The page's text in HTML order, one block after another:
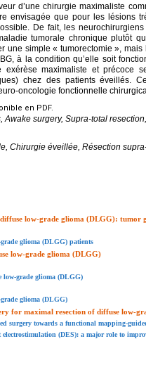
d’une chirurgie maximaliste
envisagée que pour les lésions
De fait, les
tumorale chronique plutôt
une simple « tumorectomie »,
à la condition qu’elle soit
maximaliste et précoce
chez des patients éveillés.
oncologie fonctionnelle
en PDF.
surgery, Supra-total
Chirurgie éveillée, Résection
low-grade glioma (DLGG): tumor
glioma (DLGG) patients
low-grade glioma (DLGG)
low-grade glioma (DLGG)
glioma (DLGG)
for maximal resection of diffuse low-
surgery towards a functional mapping-
(DES): a major role to